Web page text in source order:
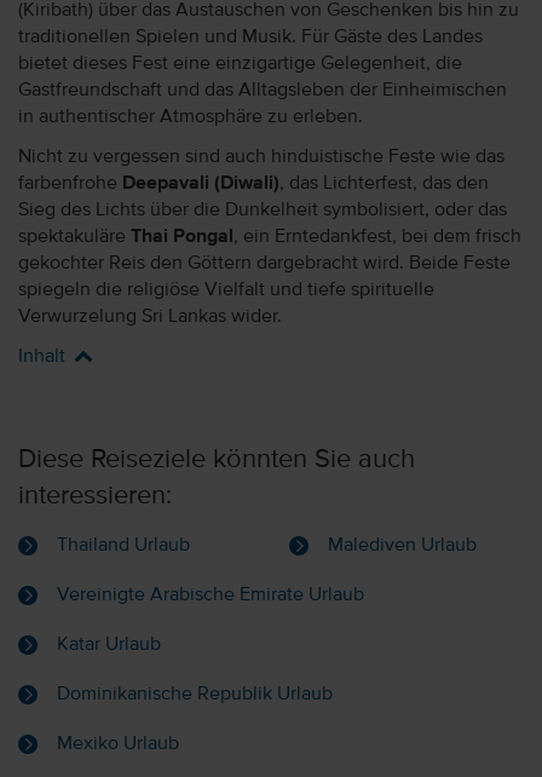
(Kiribath) über das Austauschen von Geschenken bis hin zu
traditionellen Spielen und Musik. Für Gäste des Landes
bietet dieses Fest eine einzigartige Gelegenheit, die
Gastfreundschaft und das Alltagsleben der Einheimischen
in authentischer Atmosphäre zu erleben.
Nicht zu vergessen sind auch hinduistische Feste wie das
farbenfrohe Deepavali (Diwali), das Lichterfest, das den
Sieg des Lichts über die Dunkelheit symbolisiert, oder das
spektakuläre Thai Pongal , ein Erntedankfest, bei dem frisch
gekochter Reis den Göttern dargebracht wird. Beide Feste
spiegeln die religiöse Vielfalt und tiefe spirituelle
Verwurzelung Sri Lankas wider.
Inhalt
Diese Reiseziele könnten Sie auch
interessieren:
Thailand Urlaub Malediven Urlaub
Vereinigte Arabische Emirate Urlaub
Katar Urlaub
Dominikanische Republik Urlaub
Mexiko Urlaub